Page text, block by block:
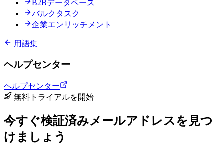
B2Bデータベース
バルクタスク
企業エンリッチメント
用語集
ヘルプセンター
ヘルプセンター
無料トライアルを開始
今すぐ検証済みメールアドレスを見つ
けましょう